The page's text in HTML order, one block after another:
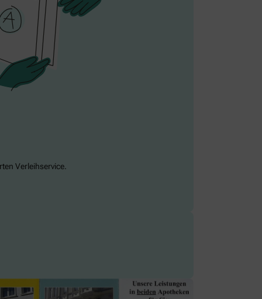
Verleihservice.